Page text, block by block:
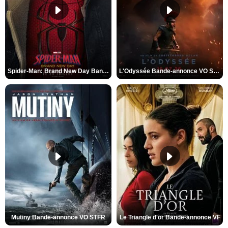
Spider-Man: Brand New Day Bande-annonce VO STFR L'Odyssée Bande-annonce VO STFR
Mutiny Bande-annonce VO STFR Le Triangle d'or Bande-annonce VF